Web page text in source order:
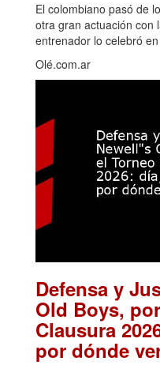
El colombiano pasó de
otra gran actuación con
entrenador lo celebró
Olé.com.ar
Defensa y
Old Boys,
Clausura
por dónde